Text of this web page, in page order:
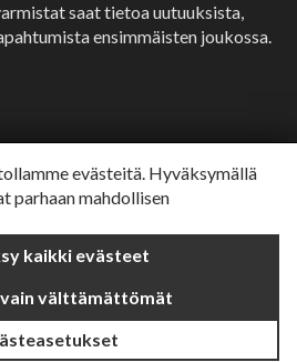
evästeitä. Hyväksymällä
parhaan mahdollisen
kaikki evästeet
välttämättömät
saat tietoa uutuuksista,
ensimmäisten joukossa.